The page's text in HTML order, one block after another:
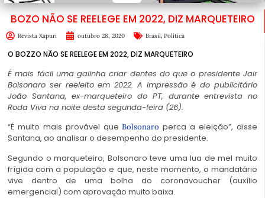
BOZO NÃO SE REELEGE EM 2022, DIZ MARQUETEIRO
Revista Xapuri outubro 28, 2020 Brasil, Política
O BOZZO NÃO SE REELEGE EM 2022, DIZ MARQUETEIRO
É mais fácil uma galinha criar dentes do que o presidente Jair
Bolsonaro ser reeleito em 2022. A impressão é do publicitário
João Santana, ex-marqueteiro do PT, durante entrevista no
Roda Viva na noite desta segunda-feira (26).
“É muito mais provável queBolsonaro perca a eleição”, disse
Santana, ao analisar o desempenho do presidente.
Segundo o marqueteiro, Bolsonaro teve uma lua de mel muito
frígida com a população e que, neste momento, o mandatário
vive dentro de uma bolha do coronavoucher (auxílio
emergencial) com aprovação muito baixa.